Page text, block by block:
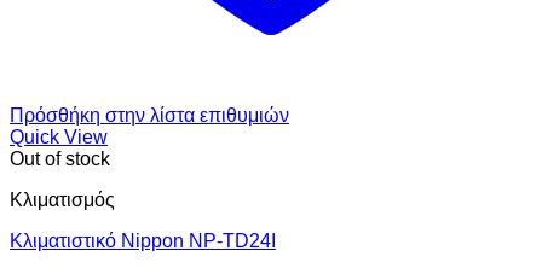
Πρόσθήκη στην λίστα επιθυμιών
Quick View
Out of stock
Κλιματισμός
Κλιματιστικό Nippon NP-TD24I